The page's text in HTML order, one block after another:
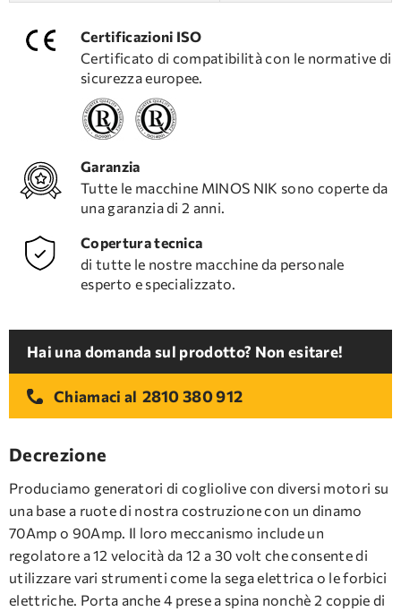
Certificazioni ISO
Certificato di compatibilità con le normative di
sicurezza europee.
Garanzia
Tutte le macchine MINOS NIK sono coperte da
una garanzia di 2 anni.
Copertura tecnica
di tutte le nostre macchine da personale
esperto e specializzato.
Hai una domanda sul prodotto? Non esitare!
Chiamaci al 2810 380 912
Decrezione
Produciamo generatori di cogliolive con diversi motori su
una base a ruote di nostra costruzione con un dinamo
70Amp o 90Amp. Il loro meccanismo include un
regolatore a 12 velocità da 12 a 30 volt che consente di
utilizzare vari strumenti come la sega elettrica o le forbici
elettriche. Porta anche 4 prese a spina nonchè 2 coppie di